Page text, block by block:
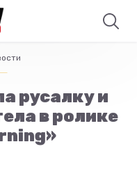
русалку и
в ролике